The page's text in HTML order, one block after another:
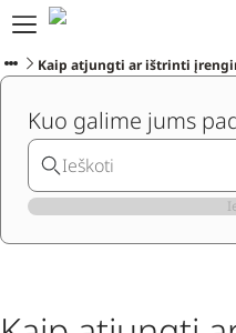
Atrask PLOOM
E. parduotuvė
Pradėti
Pagalba
Naujienos
Programėlė
Kaip atjungti ar ištrinti
Kuo galime jums